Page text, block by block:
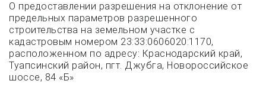
О предоставлении разрешения на отклонение от
предельных параметров разрешенного
строительства на земельном участке с
кадастровым номером 23:33:0606020:1170,
расположенном по адресу: Краснодарский край,
Туапсинский район, пгт. Джубга, Новороссийское
шоссе, 84 «Б»